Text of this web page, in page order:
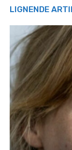
LIGNENDE